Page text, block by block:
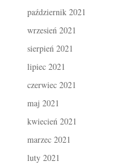
październik 2021
wrzesień 2021
sierpień 2021
lipiec 2021
czerwiec 2021
maj 2021
kwiecień 2021
marzec 2021
luty 2021